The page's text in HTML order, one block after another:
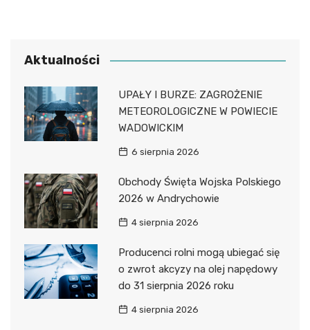
Aktualności
UPAŁY I BURZE: ZAGROŻENIE
METEOROLOGICZNE W POWIECIE
WADOWICKIM
6 sierpnia 2026
Obchody Święta Wojska Polskiego
2026 w Andrychowie
4 sierpnia 2026
Producenci rolni mogą ubiegać się
o zwrot akcyzy na olej napędowy
do 31 sierpnia 2026 roku
4 sierpnia 2026